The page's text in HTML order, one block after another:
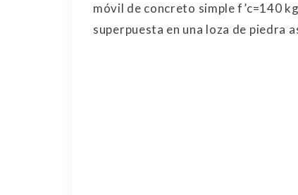
móvil de concreto simple f’c=140
superpuesta en una loza de piedra